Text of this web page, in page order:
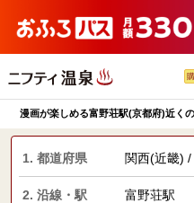
漫画が楽しめる富野荘駅(京都府)近く
1. 都道府県 関西(近畿)
2. 沿線・駅 富野荘駅